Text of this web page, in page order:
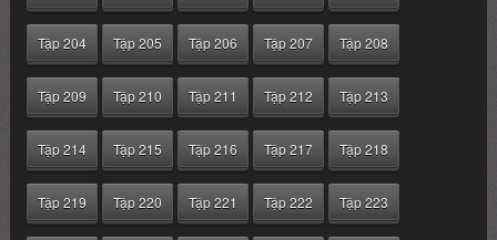
Tập 204 Tập 205 Tập 206 Tập 207 Tập 208
Tập 209 Tập 210 Tập 211 Tập 212 Tập 213
Tập 214 Tập 215 Tập 216 Tập 217 Tập 218
Tập 219 Tập 220 Tập 221 Tập 222 Tập 223